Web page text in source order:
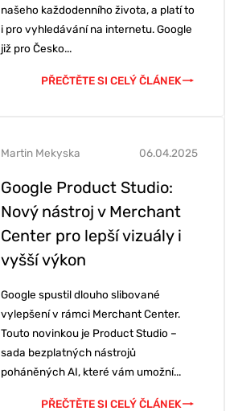
našeho každodenního života, a platí to
i pro vyhledávání na internetu. Google
již pro Česko...
PŘEČTĚTE SI CELÝ ČLÁNEK
Google Product Studio:
Nový nástroj v Merchant
Center pro lepší vizuály i
vyšší výkon
06.04.2025
Martin Mekyska
Google spustil dlouho slibované
vylepšení v rámci Merchant Center.
Touto novinkou je Product Studio –
sada bezplatných nástrojů
poháněných AI, které vám umožní...
PŘEČTĚTE SI CELÝ ČLÁNEK